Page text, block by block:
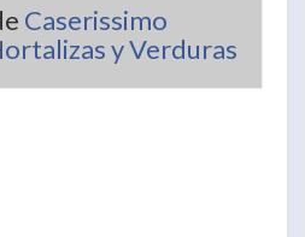
Caserissimo
y Verduras